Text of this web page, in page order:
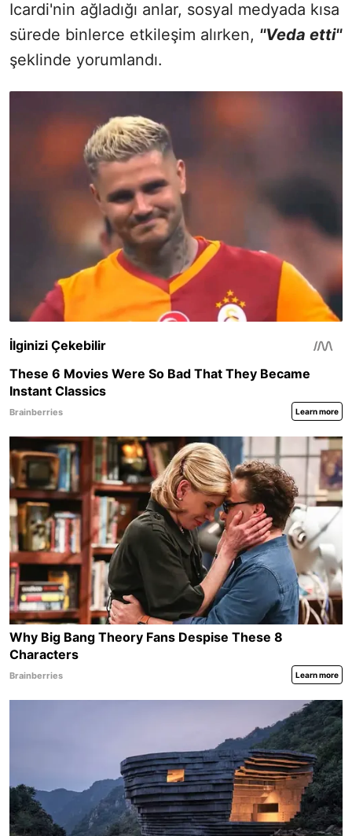
Icardi'nin ağladığı anlar, sosyal medyada kısa
sürede binlerce etkileşim alırken, ''Veda etti''
şeklinde yorumlandı.